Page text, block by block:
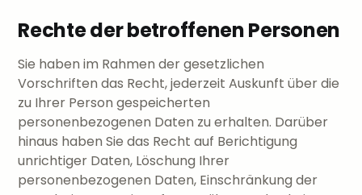
Rechte der betroffenen Personen
Sie haben im Rahmen der gesetzlichen
Vorschriften das Recht, jederzeit Auskunft über die
zu Ihrer Person gespeicherten
personenbezogenen Daten zu erhalten. Darüber
hinaus haben Sie das Recht auf Berichtigung
unrichtiger Daten, Löschung Ihrer
personenbezogenen Daten, Einschränkung der